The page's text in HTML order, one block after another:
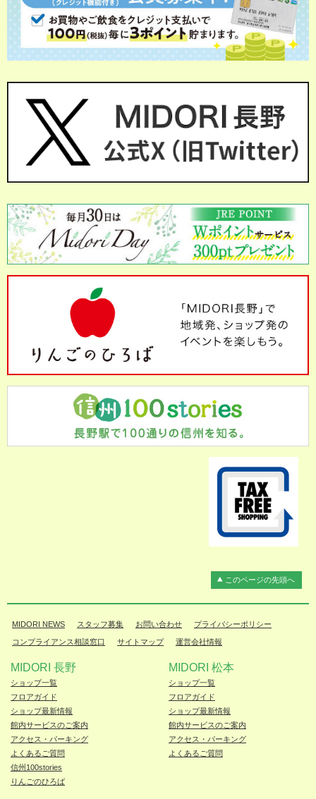
このページの先頭へ
MIDORI NEWS スタッフ募集 お問い合わせ プライバシーポリシー
コンプライアンス相談窓口 サイトマップ 運営会社情報
MIDORI 長野
ショップ一覧
フロアガイド
ショップ最新情報
館内サービスのご案内
アクセス・パーキング
よくあるご質問
信州100stories
りんごのひろば
MIDORI 松本
ショップ一覧
フロアガイド
ショップ最新情報
館内サービスのご案内
アクセス・パーキング
よくあるご質問